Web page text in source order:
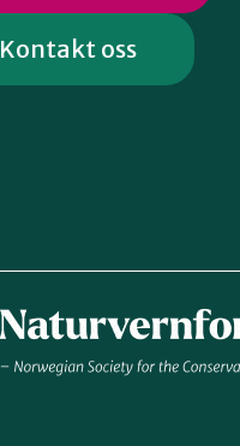
Kontakt oss